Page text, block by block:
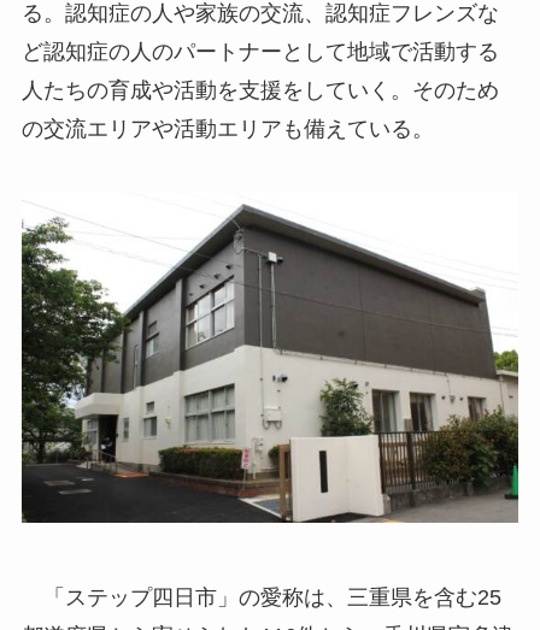
る。認知症の人や家族の交流、認知症フレンズな
ど認知症の人のパートナーとして地域で活動する
人たちの育成や活動を支援をしていく。そのため
の交流エリアや活動エリアも備えている。
「ステップ四日市」の愛称は、三重県を含む25